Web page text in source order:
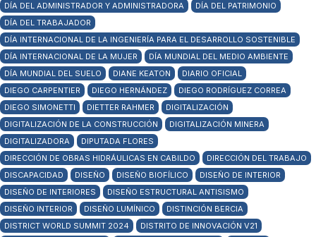
DÍA DEL ADMINISTRADOR Y ADMINISTRADORA
DÍA DEL PATRIMONIO
DÍA DEL TRABAJADOR
DÍA INTERNACIONAL DE LA INGENIERÍA PARA EL DESARROLLO SOSTENIBLE
DÍA INTERNACIONAL DE LA MUJER
DÍA MUNDIAL DEL MEDIO AMBIENTE
DÍA MUNDIAL DEL SUELO
DIANE KEATON
DIARIO OFICIAL
DIEGO CARPENTIER
DIEGO HERNÁNDEZ
DIEGO RODRÍGUEZ CORREA
DIEGO SIMONETTI
DIETTER RAHMER
DIGITALIZACIÓN
DIGITALIZACIÓN DE LA CONSTRUCCIÓN
DIGITALIZACIÓN MINERA
DIGITALIZADORA
DIPUTADA FLORES
DIRECCIÓN DE OBRAS HIDRÁULICAS EN CABILDO
DIRECCIÓN DEL TRABAJO
DISCAPACIDAD
DISEÑO DISEÑO BIOFÍLICO
DISEÑO DE INTERIOR
DISEÑO DE INTERIORES
DISEÑO ESTRUCTURAL ANTISISMO
DISEÑO INTERIOR
DISEÑO LUMÍNICO
DISTINCIÓN BERCIA
DISTRICT WORLD SUMMIT 2024
DISTRITO DE INNOVACIÓN V21